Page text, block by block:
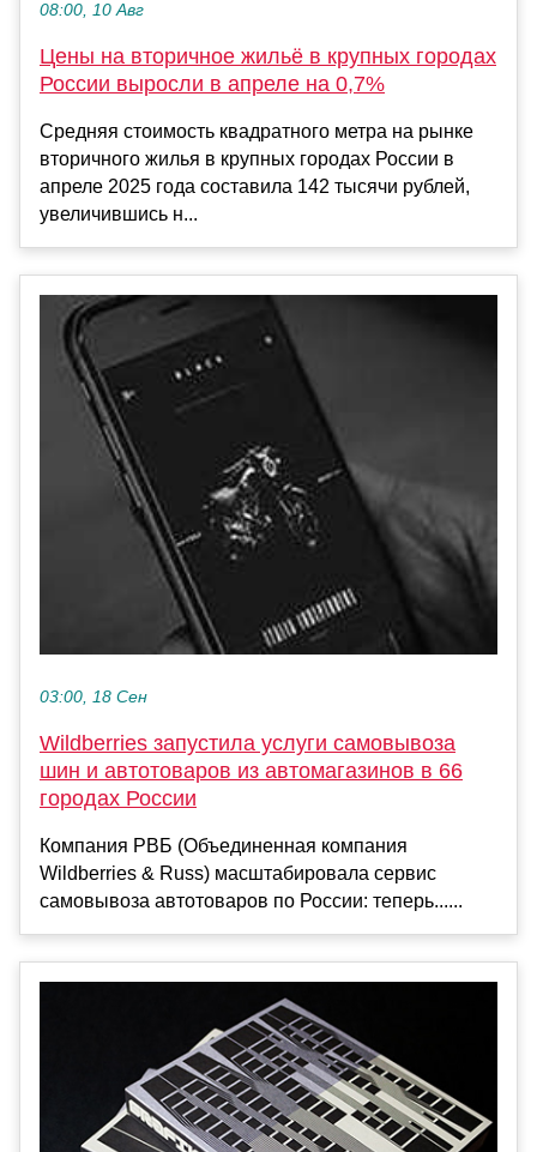
08:00, 10 Авг
Цены на вторичное жильё в крупных городах
России выросли в апреле на 0,7%
Средняя стоимость квадратного метра на рынке
вторичного жилья в крупных городах России в
апреле 2025 года составила 142 тысячи рублей,
увеличившись н...
03:00, 18 Сен
Wildberries запустила услуги самовывоза
шин и автотоваров из автомагазинов в 66
городах России
Компания РВБ (Объединенная компания
Wildberries & Russ) масштабировала сервис
самовывоза автотоваров по России: теперь......